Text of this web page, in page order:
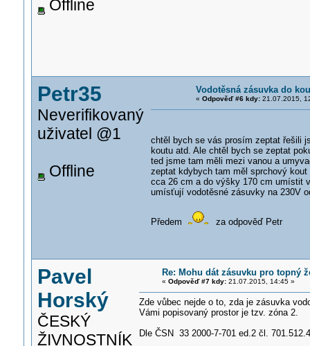
Offline
Petr35
Neverifikovaný
uživatel @1
Offline
Vodotěsná zásuvka do
« Odpověď #6 kdy:21.07.2015,
chtěl bych se vás prosím zeptat řešili
koutu atd. Ale chtěl bych se zeptat
ted jsme tam měli mezi vanou a
zeptat kdybych tam měl sprchový
cca 26 cm a do výšky 170 cm umístit
umísťují vodotěsné zásuvky na 230V
Předem za odpověď Petr
Pavel
Horský
ČESKÝ
ŽIVNOSTNÍK
Re: Mohu dát zásuvku pro topný
« Odpověď #7 kdy:21.07.2015, 14:45 »
Zde vůbec nejde o to, zda je zásuvka
Vámi popisovaný prostor je tzv. zóna 2.
Dle ČSN 33 2000-7-701 ed.2 čl.